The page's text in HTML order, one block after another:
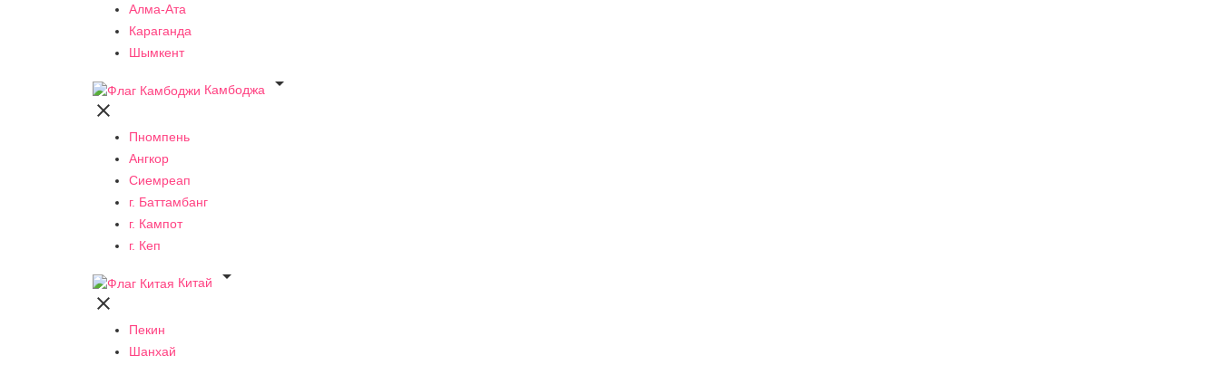
Алма-Ата
Караганда
Шымкент
Камбоджа


Пномпень
Ангкор
Сиемреап
г. Баттамбанг
г. Кампот
г. Кеп
Китай


Пекин
Шанхай